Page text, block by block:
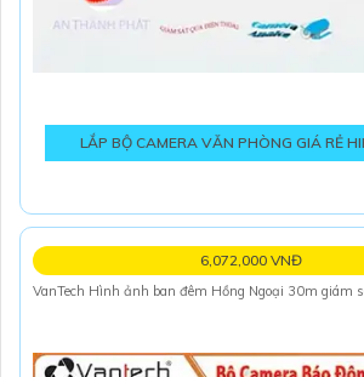
LẮP BỘ CAMERA VĂN PHÒNG GIÁ RẺ
6,072,000 VNĐ
VanTech Hình ảnh ban đêm Hồng Ngoại 30m giám